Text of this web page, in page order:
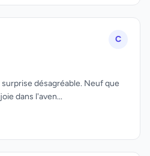
C
désagréable. Neuf que
dans l'aven...